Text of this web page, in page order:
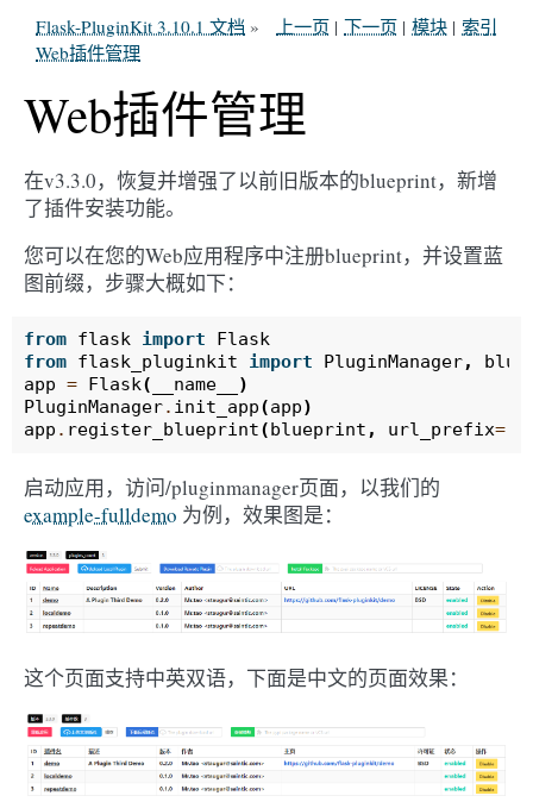
索引
模块 |
下一页 |
上一页 |
Flask-PluginKit 3.10.1 文档 »
Web插件管理
Web插件管理
在v3.3.0，恢复并增强了以前旧版本的blueprint，新增
了插件安装功能。
您可以在您的Web应用程序中注册blueprint，并设置蓝
图前缀，步骤大概如下：
from flask import
Flask
from flask_pluginkit import PluginManager,
app = Flask( __name__
)
PluginManager. init_app(app)
app . register_blueprint(blueprint , url_prefix=
启动应用，访问/pluginmanager页面，以我们的
example-fulldemo 为例，效果图是：
这个页面支持中英双语，下面是中文的页面效果：